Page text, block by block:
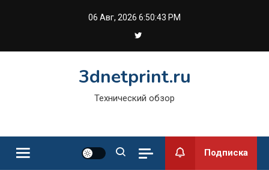
06 Авг, 2026 6:50:43 PM
3dnetprint.ru
Технический обзор
Подписка